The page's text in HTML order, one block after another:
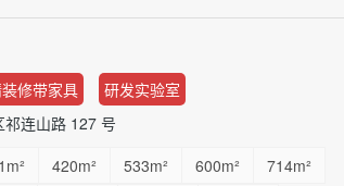
修带家具
研发实验室
祁连山路 127 号
420m² 533m² 600m²
714m²